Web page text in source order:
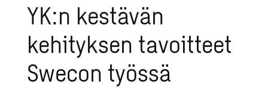
YK:n kestävän
kehityksen tavoitteet
Swecon työssä